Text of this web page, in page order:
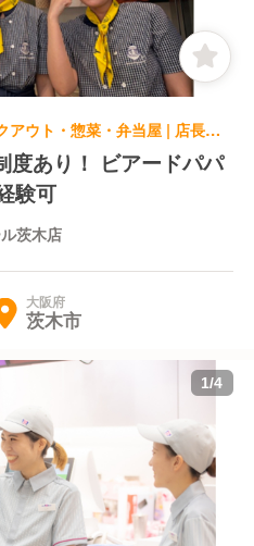
パティスリー・ケーキ屋, テイクアウト・惣菜・弁当屋 | 店長・店長候補 | ビアードパパ イオンモール茨木店
度あり！ ビアードパパ
験可
茨木店
大阪府
茨木市
1/4